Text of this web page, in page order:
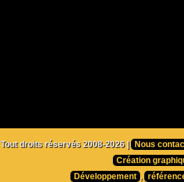
Tout droits réservés 2008-2026 |
Nous
Création
Développement ,